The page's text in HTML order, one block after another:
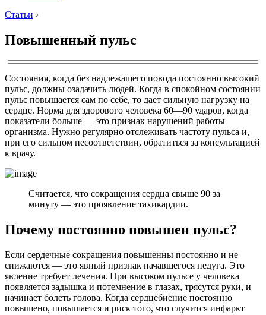
Статьи ›
Повышенный пульс
Состояния, когда без надлежащего повода постоянно высокий
пульс, должны озадачить людей. Когда в спокойном состоянии
пульс повышается сам по себе, то дает сильную нагрузку на
сердце. Норма для здорового человека 60—90 ударов, когда
показатели больше — это признак нарушений работы
организма. Нужно регулярно отслеживать частоту пульса и,
при его сильном несоответствии, обратиться за консультацией
к врачу.
Считается, что сокращения сердца свыше 90 за
минуту — это проявление тахикардии.
Почему постоянно повышен пульс?
Если сердечные сокращения повышенны постоянно и не
снижаются — это явный признак начавшегося недуга. Это
явление требует лечения. При высоком пульсе у человека
появляется задышка и потемнение в глазах, трясутся руки, и
начинает болеть голова. Когда сердцебиение постоянно
повышено, повышается и риск того, что случится инфаркт